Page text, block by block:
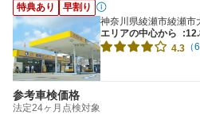
特典あり
早割り
神奈川県綾瀬市綾瀬市
エリアの中心から
4.3 （
参考車検価格
法定24ヶ月点検対象